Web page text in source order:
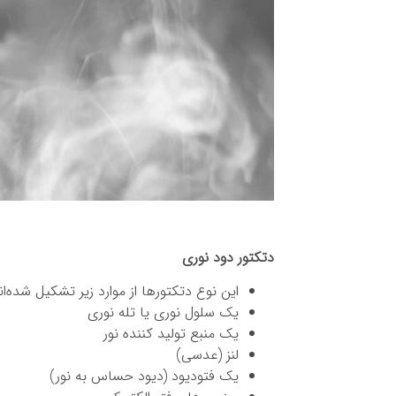
دتکتور دود نوری
این نوع دتکتورها از موارد زیر تشکیل
یک سلول نوری یا تله نوری
یک منبع تولید کننده نور
لنز (عدسی)
یک فتودیود (دیود حساس به نور)